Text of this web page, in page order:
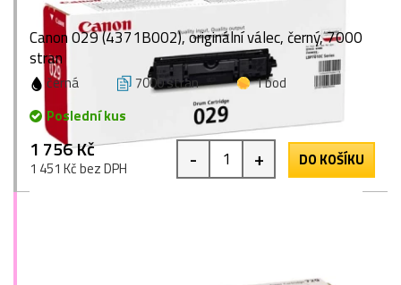
Canon 029 (4371B002), originální válec, černý, 7000
stran
černá 7000 stran
1 bod
Poslední kus
1 756 Kč
1 451 Kč bez DPH - + DO KOŠÍKU